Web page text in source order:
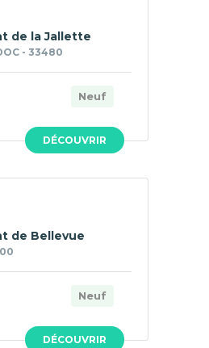
DÉCOUVRIR
de la Jallette
- 33480
Neuf
DÉCOUVRIR
de Bellevue
Neuf